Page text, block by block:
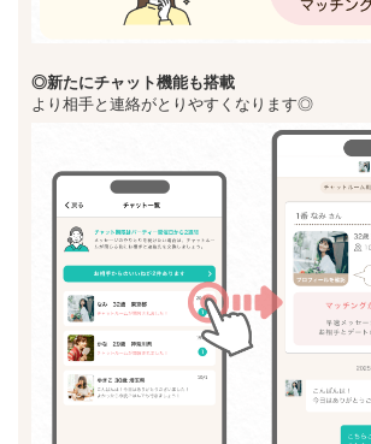
◎新たにチャット機能も搭載
より相手と連絡がとりやすくなります◎